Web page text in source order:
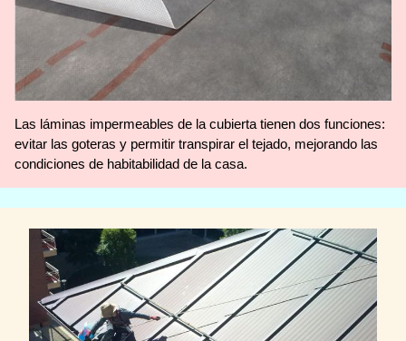
Las láminas impermeables de la cubierta tienen dos funciones:
evitar las goteras y permitir transpirar el tejado, mejorando las
condiciones de habitabilidad de la casa.